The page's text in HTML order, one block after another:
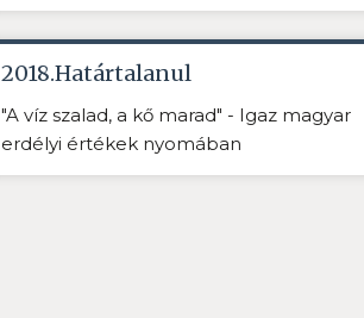
2018.Határtalanul
"A víz szalad, a kő marad" - Igaz magyar
erdélyi értékek nyomában